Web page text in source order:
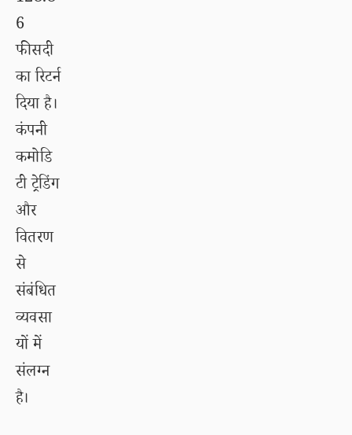
6
फीसदी
का रिटर्न
दिया है।
कंपनी
कमोडि
टी ट्रेडिंग
और
वितरण
से
संबंधित
व्यवसा
यों में
संलग्न
है।